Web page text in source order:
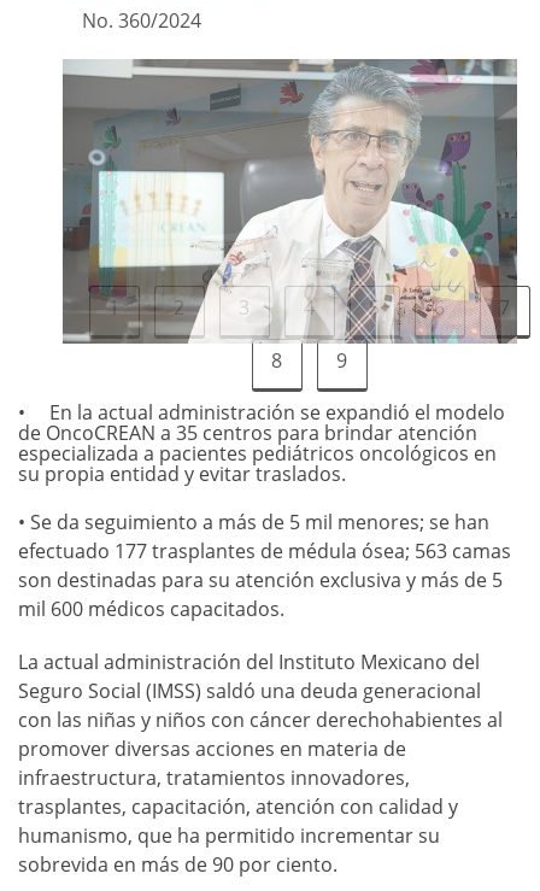
No. 360/2024
1 2 3 4 5 6
7
8
9
En la actual administración se expandió el modelo
de OncoCREAN a 35 centros para brindar atención
especializada a pacientes pediátricos oncológicos en
su propia entidad y evitar traslados.
• Se da seguimiento a más de 5 mil menores; se han
efectuado 177 trasplantes de médula ósea; 563 camas
son destinadas para su atención exclusiva y más de 5
mil 600 médicos capacitados.
La actual administración del Instituto Mexicano del
Seguro Social (IMSS) saldó una deuda generacional
con las niñas y niños con cáncer derechohabientes al
promover diversas acciones en materia de
infraestructura, tratamientos innovadores,
trasplantes, capacitación, atención con calidad y
humanismo, que ha permitido incrementar su
sobrevida en más de 90 por ciento.